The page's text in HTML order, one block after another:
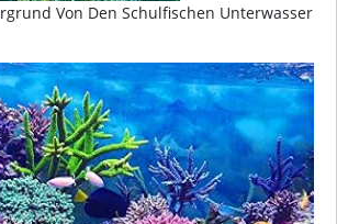
Von Den Schulfischen Unterwasser